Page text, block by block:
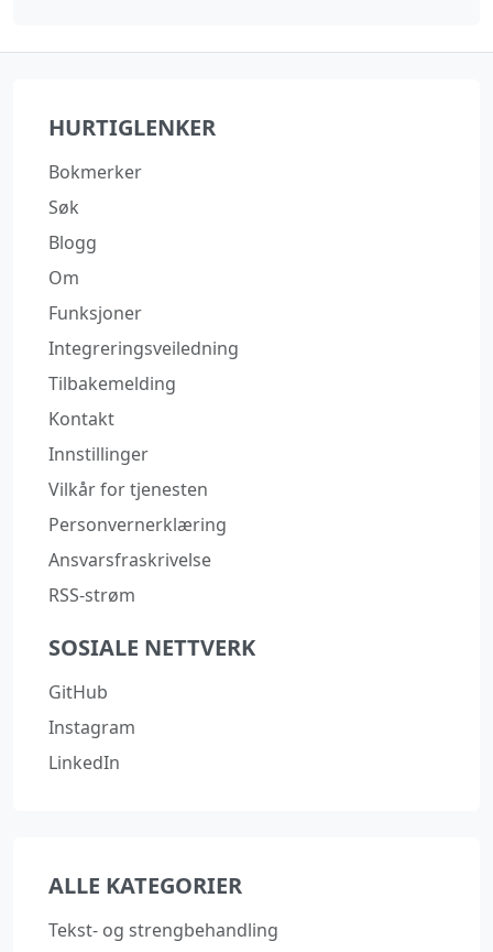
HURTIGLENKER
Bokmerker
Søk
Blogg
Om
Funksjoner
Integreringsveiledning
Tilbakemelding
Kontakt
Innstillinger
Vilkår for tjenesten
Personvernerklæring
Ansvarsfraskrivelse
RSS-strøm
SOSIALE NETTVERK
GitHub
Instagram
LinkedIn
ALLE KATEGORIER
Tekst- og strengbehandling